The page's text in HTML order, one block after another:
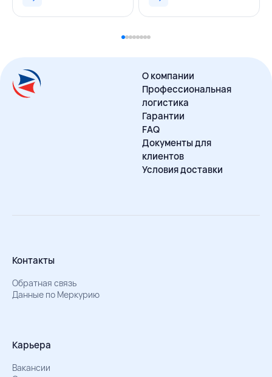
О компании
Профессиональная
логистика
Гарантии
FAQ
Документы для
клиентов
Условия доставки
Контакты
Обратная связь
Данные по Меркурию
Карьера
Вакансии